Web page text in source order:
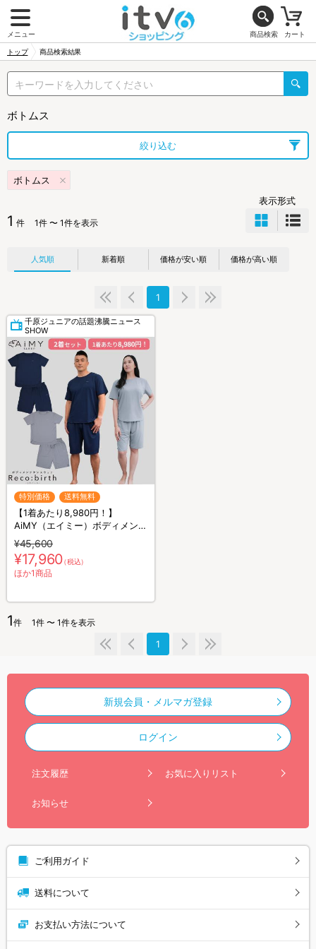
メニュー 商品検索 カート
トップ 商品検索結果
ボトムス
絞り込む
ボトムス
1 件 1件 〜 1件を表示
表示形式
人気順 新着順 価格が安い順 価格が高い順
1
千原ジュニアの話題沸騰ニュース
SHOW
特別価格 送料無料
【1着あたり8,980円！】
AiMY（エイミー）ボディメンテ
ナンスウェア リカバース／半袖
半ズボン／2着セット／上下セ
ット／リカバリーウェア
¥45,600
¥17,960（税込）
ほか1商品
1件 1件 〜 1件を表示
1
新規会員・メルマガ登録
ログイン
注文履歴 お気に入りリスト
お知らせ
ご利用ガイド
送料について
お支払い方法について